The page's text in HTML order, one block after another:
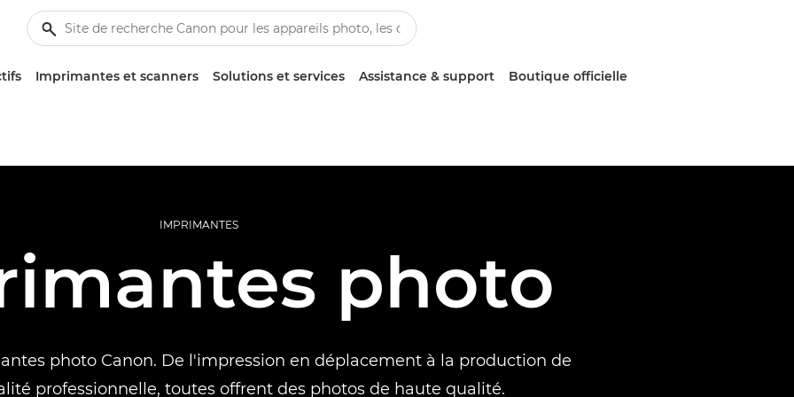
Imprimantes et scanners Solutions et services Assistance & support Boutique officielle
IMPRIMANTES
photo
photo Canon. De l'impression en déplacement à la production de
professionnelle, toutes offrent des photos de haute qualité.